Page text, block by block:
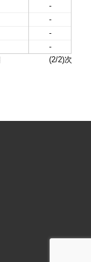
-
-
-
-
(2/2)次